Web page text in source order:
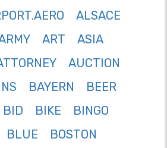
ALSACE
ART
ASIA
AUCTION
BAYERN
BEER
BID BIKE
BINGO
BLUE
BOSTON